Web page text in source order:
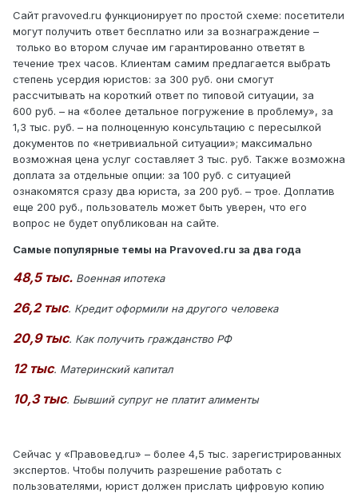
Сайт pravoved.ru функционирует по простой схеме: посетители
могут получить ответ бесплатно или за вознаграждение –
только во втором случае им гарантированно ответят в
течение трех часов. Клиентам самим предлагается выбрать
степень усердия юристов: за 300 руб. они смогут
рассчитывать на короткий ответ по типовой ситуации, за
600 руб. – на «более детальное погружение в проблему», за
1,3 тыс. руб. – на полноценную консультацию с пересылкой
документов по «нетривиальной ситуации»; максимально
возможная цена услуг составляет 3 тыс. руб. Также возможна
доплата за отдельные опции: за 100 руб. с ситуацией
ознакомятся сразу два юриста, за 200 руб. – трое. Доплатив
еще 200 руб., пользователь может быть уверен, что его
вопрос не будет опубликован на сайте.
Самые популярные темы на Pravoved.ru за два года
48,5 тыс. Военная ипотека
26,2 тыс. Кредит оформили на другого человека
20,9 тыс. Как получить гражданство РФ
12 тыс. Материнский капитал
10,3 тыс. Бывший супруг не платит алименты
Сейчас у «Правовед.ru» – более 4,5 тыс. зарегистрированных
экспертов. Чтобы получить разрешение работать с
пользователями, юрист должен прислать цифровую копию